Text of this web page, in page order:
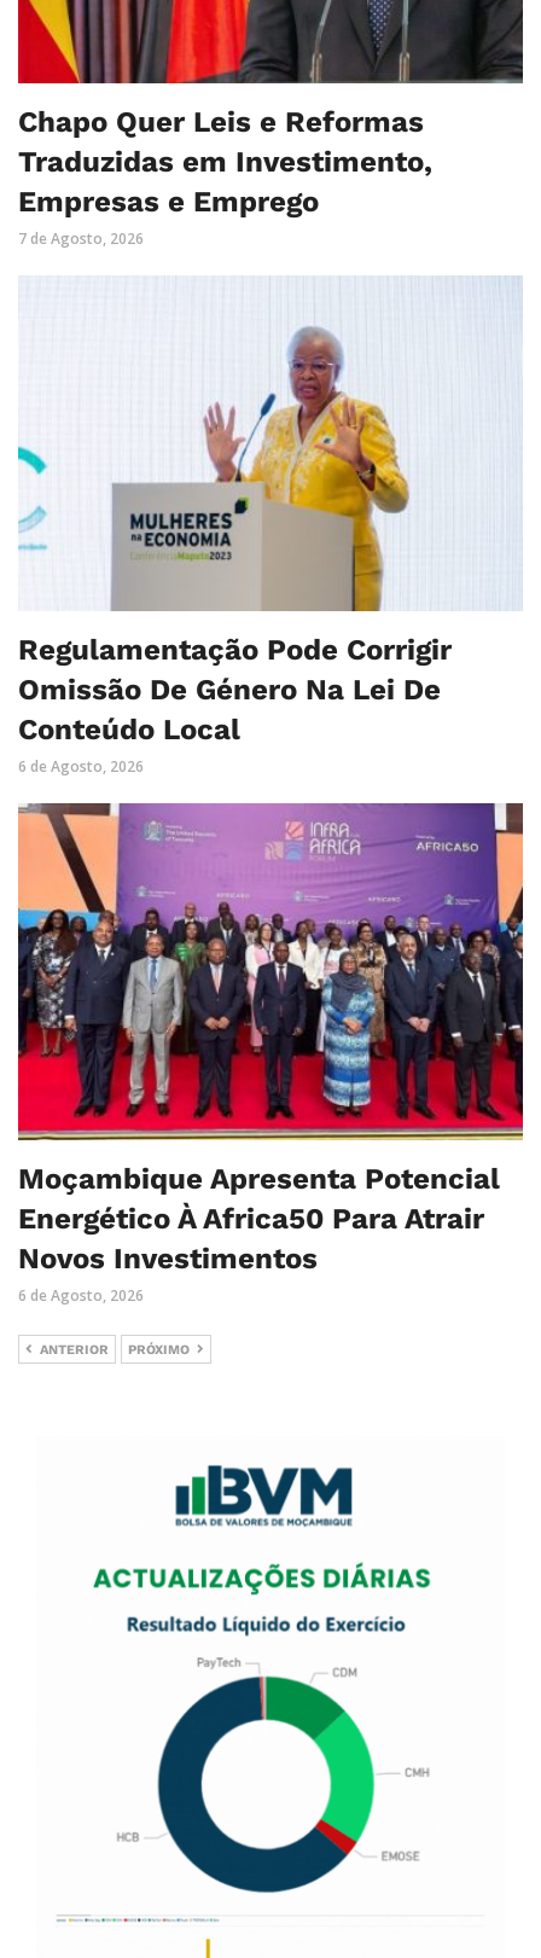
Chapo Quer Leis e Reformas
Traduzidas em Investimento,
Empresas e Emprego
7 de Agosto, 2026
Regulamentação Pode Corrigir
Omissão De Género Na Lei De
Conteúdo Local
6 de Agosto, 2026
Moçambique Apresenta Potencial
Energético À Africa50 Para Atrair
Novos Investimentos
6 de Agosto, 2026
ANTERIOR PRÓXIMO